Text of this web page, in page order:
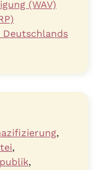
(WAV)
,
,
,